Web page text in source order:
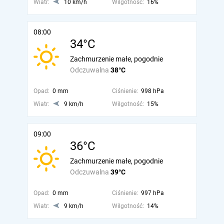
Wiatr: 10 km/h Wilgotność: 16%
08:00
34°C
Odczuwalna 38°C
Zachmurzenie małe, pogodnie
Opad: 0 mm Ciśnienie: 998 hPa
Wiatr:
9 km/h Wilgotność: 15%
09:00
36°C
Odczuwalna 39°C
Zachmurzenie małe, pogodnie
Opad: 0 mm Ciśnienie: 997 hPa
Wiatr:
9 km/h Wilgotność: 14%